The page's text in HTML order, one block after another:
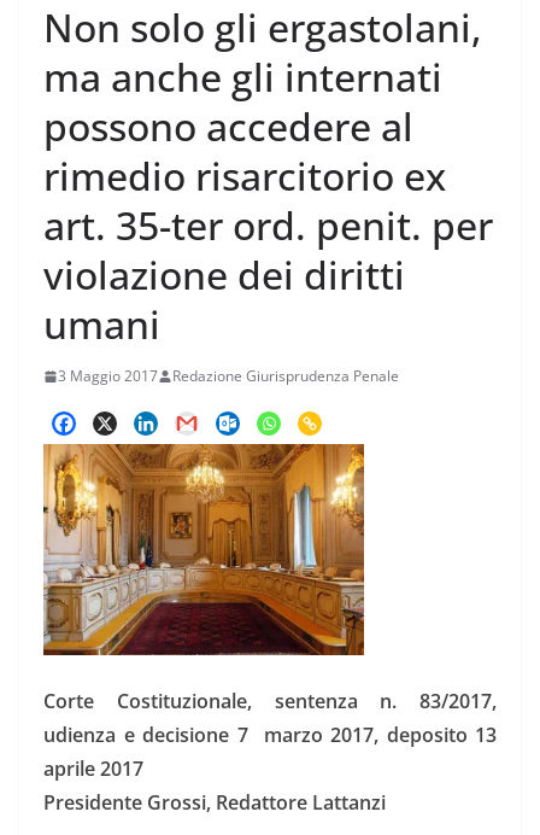
Non solo gli ergastolani,
ma anche gli internati
possono accedere al
rimedio risarcitorio ex
art. 35-ter ord. penit. per
violazione dei diritti
umani
3 Maggio 2017 Redazione Giurisprudenza Penale
Corte Costituzionale, sentenza n. 83/2017,
udienza e decisione 7 marzo 2017, deposito 13
aprile 2017
Presidente Grossi, Redattore Lattanzi